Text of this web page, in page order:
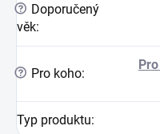
?
Doporučený
věk:
? Pro koho:
Typ produktu: